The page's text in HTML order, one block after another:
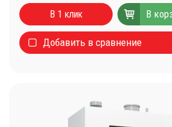
В 1 клик В
Добавить в сравнение